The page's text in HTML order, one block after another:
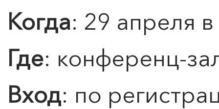
Когда: 29 апреля
Где: конференц-
Вход: по